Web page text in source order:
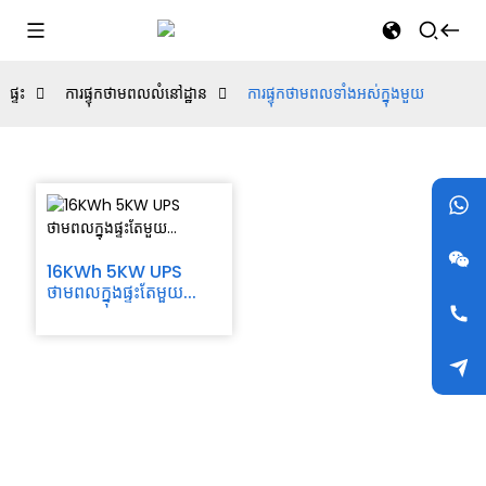
ផ្ទះ ការផ្ទុកថាមពលលំនៅដ្ឋាន ការផ្ទុកថាមពលទាំងអស់ក្នុងមួយ
16KWh 5KW UPS
ថាមពលក្នុងផ្ទះតែមួយ...